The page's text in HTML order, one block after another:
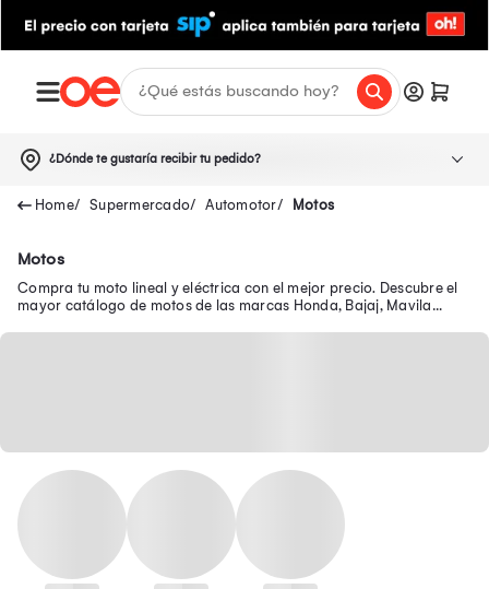
¿Dónde te gustaría recibir tu pedido?
Supermercado Automotor Motos
Motos
Compra tu moto lineal y eléctrica con el mejor precio. Descubre el
mayor catálogo de motos de las marcas Honda, Bajaj, Mavila